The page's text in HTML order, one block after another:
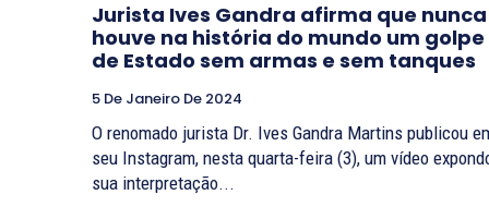
Jurista Ives Gandra afirma que nunca
houve na história do mundo um golpe
de Estado sem armas e sem tanques
5 De Janeiro De 2024
O renomado jurista Dr. Ives Gandra Martins publicou
seu Instagram, nesta quarta-feira (3), um vídeo
sua interpretação...